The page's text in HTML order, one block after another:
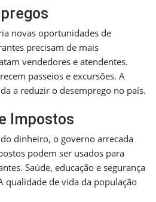
novas oportunidades de
precisam de mais
vendedores e atendentes.
passeios e excursões. A
a reduzir o desemprego no país.
Impostos
dinheiro, o governo arrecada
podem ser usados para
Saúde, educação e segurança
qualidade de vida da população